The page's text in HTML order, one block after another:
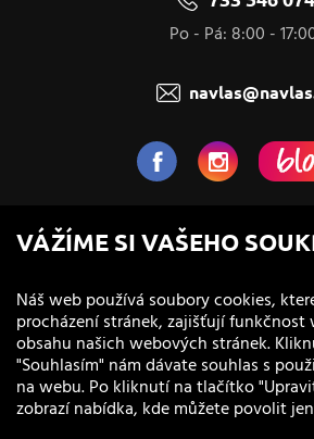
Po - Pá: 8:00 -
NaVlas.cz - Vlasová
provozovatel e-shopu a
VÁŽÍME SI VAŠEHO
Náš web používá soubory cookies,
procházení stránek, zajišťují funkčnost
obsahu našich webových stránek.
"Souhlasím" nám dávate souhlas s
na webu. Po kliknutí na tlačítko
zobrazí nabídka, kde můžete povolit